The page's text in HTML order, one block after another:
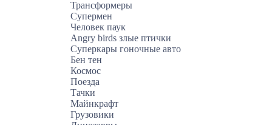
Трансформеры
Супермен
Человек паук
Angry birds злые птички
Суперкары гоночные авто
Бен тен
Космос
Поезда
Тачки
Майнкрафт
Грузовики